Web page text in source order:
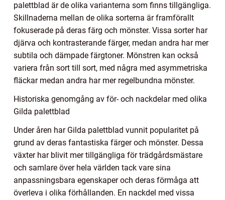
palettblad är de olika varianterna som finns tillgängliga.
Skillnaderna mellan de olika sorterna är framförallt
fokuserade på deras färg och mönster. Vissa sorter har
djärva och kontrasterande färger, medan andra har mer
subtila och dämpade färgtoner. Mönstren kan också
variera från sort till sort, med några med asymmetriska
fläckar medan andra har mer regelbundna mönster.
Historiska genomgång av för- och nackdelar med olika
Gilda palettblad
Under åren har Gilda palettblad vunnit popularitet på
grund av deras fantastiska färger och mönster. Dessa
växter har blivit mer tillgängliga för trädgårdsmästare
och samlare över hela världen tack vare sina
anpassningsbara egenskaper och deras förmåga att
överleva i olika förhållanden. En nackdel med vissa